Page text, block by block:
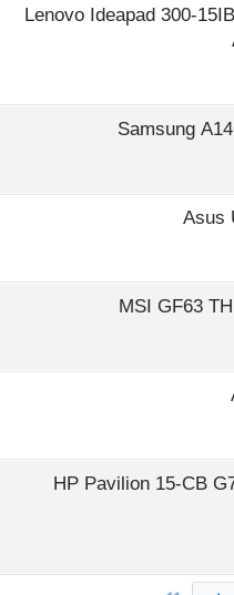
Lenovo Ideapad 300-
Samsung
Asus
MSI GF63
HP Pavilion 15-CB